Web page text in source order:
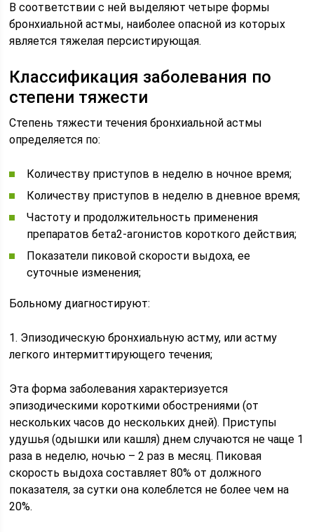
В соответствии с ней выделяют четыре формы
бронхиальной астмы, наиболее опасной из которых
является тяжелая персистирующая.
Классификация заболевания по
степени тяжести
Степень тяжести течения бронхиальной астмы
определяется по:
Количеству приступов в неделю в ночное время;
Количеству приступов в неделю в дневное время;
Частоту и продолжительность применения
препаратов бета2-агонистов короткого действия;
Показатели пиковой скорости выдоха, ее
суточные изменения;
Больному диагностируют:
1. Эпизодическую бронхиальную астму, или астму
легкого интермиттирующего течения;
Эта форма заболевания характеризуется
эпизодическими короткими обострениями (от
нескольких часов до нескольких дней). Приступы
удушья (одышки или кашля) днем случаются не чаще 1
раза в неделю, ночью – 2 раз в месяц. Пиковая
скорость выдоха составляет 80% от должного
показателя, за сутки она колеблется не более чем на
20%.